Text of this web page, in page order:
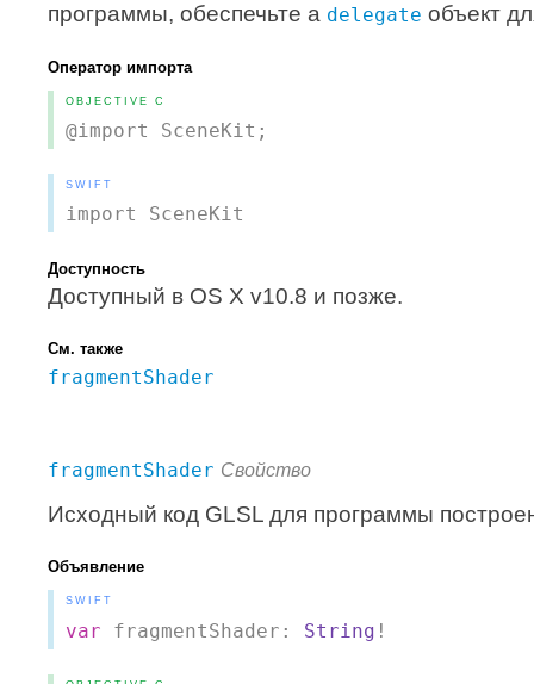
программы, обеспечьте a delegate объект
Оператор импорта
OBJECTIVE C
@import SceneKit;
SWIFT
import SceneKit
Доступность
Доступный в OS X v10.8 и позже.
См. также
fragmentShader
fragmentShader Свойство
Исходный код GLSL для программы
Объявление
SWIFT
var fragmentShader: String !